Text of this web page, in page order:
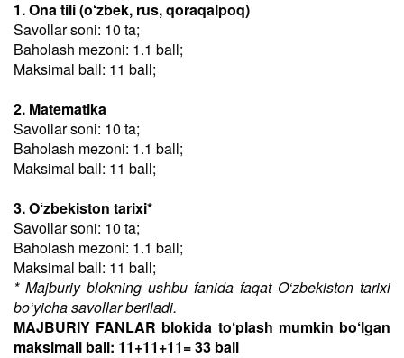
1. Ona tili (o‘zbek, rus, qoraqalpoq)
Savollar soni: 10 ta;
Baholash mezoni: 1.1 ball;
Maksimal ball: 11 ball;
2. Matematika
Savollar soni: 10 ta;
Baholash mezoni: 1.1 ball;
Maksimal ball: 11 ball;
3. O‘zbekiston tarixi*
Savollar soni: 10 ta;
Baholash mezoni: 1.1 ball;
Maksimal ball: 11 ball;
* Majburiy blokning ushbu fanida faqat O‘zbekiston tarixi
bo‘yicha savollar beriladi.
MAJBURIY FANLAR blokida to‘plash mumkin bo‘lgan
maksimall ball: 11+11+11= 33 ball